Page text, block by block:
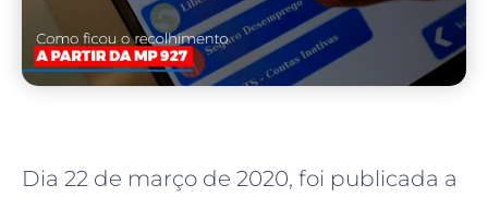
Dia 22 de março de 2020, foi publicada a